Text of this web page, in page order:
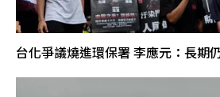
台化爭議燒進環保署 李應元：長期